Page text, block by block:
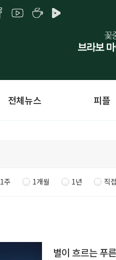
전체뉴스 피플
1주 1개월 1년 직
별이 흐르는 푸